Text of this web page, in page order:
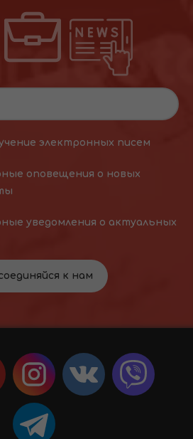
электронных писем
оповещения о новых
уведомления о актуальных
к нам